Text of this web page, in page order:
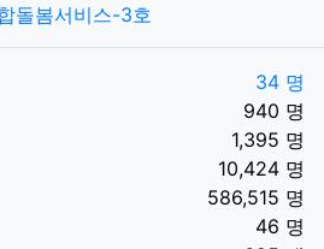
돌봄서비스-3호
34 명
940 명
1,395 명
10,424 명
586,515 명
46 명